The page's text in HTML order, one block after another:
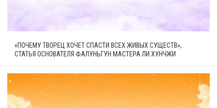
«ПОЧЕМУ ТВОРЕЦ ХОЧЕТ СПАСТИ ВСЕХ ЖИВЫХ СУЩЕСТВ»,
СТАТЬЯ ОСНОВАТЕЛЯ ФАЛУНЬГУН МАСТЕРА ЛИ ХУНЧЖИ